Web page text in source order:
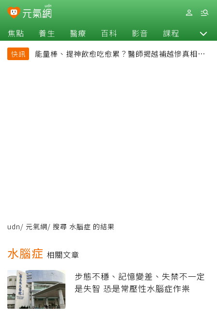
焦點 養生 醫療 百科 影音 課程 退休
快訊
能量棒、提神飲愈吃愈累？醫師揭越補越慘真相：
udn/ 元氣網/ 搜尋 水腦症 的結果
水腦症 相關文章
步態不穩、記憶變差、失禁不一定
是失智 恐是常壓性水腦症作祟